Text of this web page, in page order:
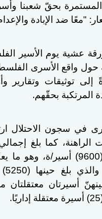
بحقّ شعبنا
"معًا ضد الإبادة
عشية يوم الأسير
حول واقع الأسرى
إلى توثيقات
المرتكبة بحقّهم.
في سجون الاحتلال
الراهنة، كما بلغ
من بينهنّ أسيرتان
.